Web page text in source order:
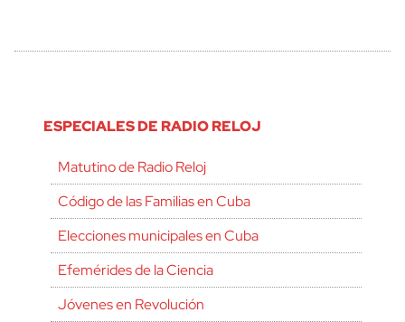
ESPECIALES DE RADIO RELOJ
Matutino de Radio Reloj
Código de las Familias en Cuba
Elecciones municipales en Cuba
Efemérides de la Ciencia
Jóvenes en Revolución